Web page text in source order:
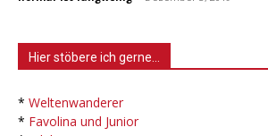
Hier stöbere ich gerne…
* Weltenwanderer
* Favolina und Junior